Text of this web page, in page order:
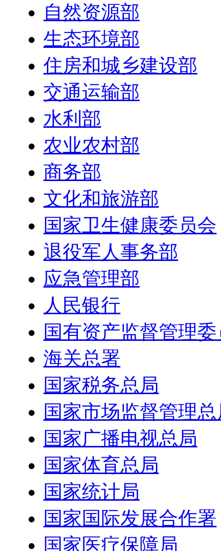
自然资源部
生态环境部
住房和城乡建设部
交通运输部
水利部
农业农村部
商务部
文化和旅游部
国家卫生健康委员会
退役军人事务部
应急管理部
人民银行
国有资产监督管理
海关总署
国家税务总局
国家市场监督管理
国家广播电视总局
国家体育总局
国家统计局
国家国际发展合作署
国家医疗保障局